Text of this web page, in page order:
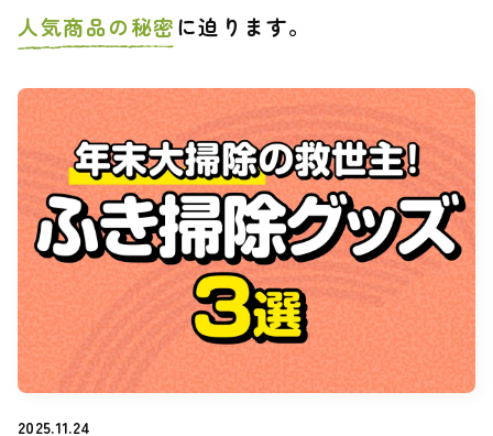
人気商品の秘密に迫ります。
2025.11.24